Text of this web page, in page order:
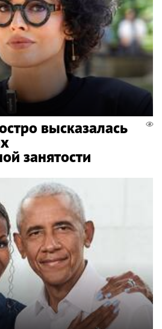
высказалась
занятости